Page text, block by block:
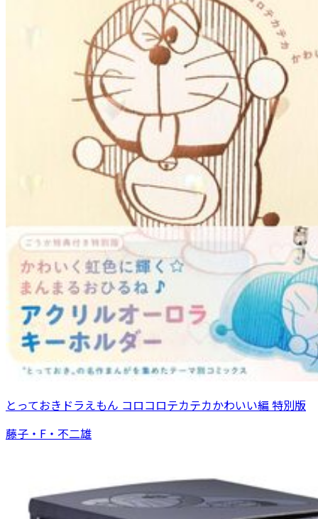
とっておきドラえもん コロコロテカテカかわいい編 特別版
藤子・F・不二雄